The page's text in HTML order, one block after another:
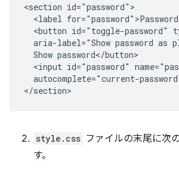
<section id="password">
<label
<button id="toggle-password"
aria-label="Show password as
  Show password</button>
<input id="password"
autocomplete="current-
style.css ファイルの末尾に次
す。